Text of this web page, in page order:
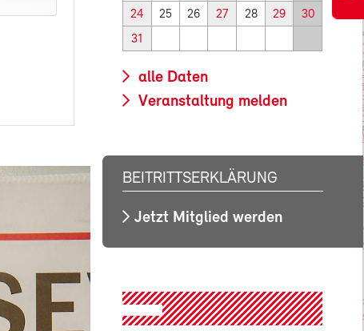
24 25 26 27 28 29 30
31
alle Daten
Veranstaltung melden
BEITRITTSERKLÄRUNG
Jetzt Mitglied werden